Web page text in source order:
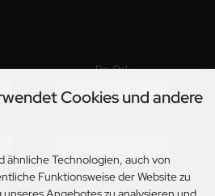
PayPal
Cookies und andere
ähnliche Technologien, auch von
Funktionsweise der Website zu